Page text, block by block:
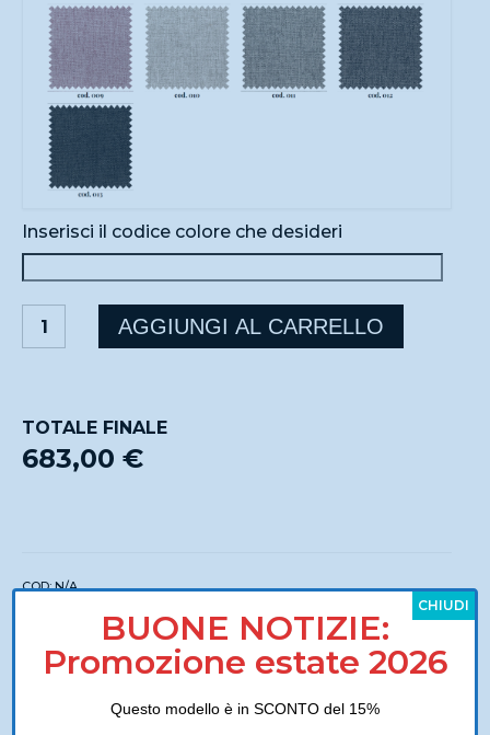
Inserisci il codice colore che desideri
quantità
AGGIUNGI AL CARRELLO
TOTALE FINALE
683,00 €
COD:N/A
arredamento, Divano le comfort ,Divano vincent, Interior Design
le comfort
Vincent le comfort
BUONE NOTIZIE:
Promozione estate 2026
Questo modello è in SCONTO del 15%
CHIUDI